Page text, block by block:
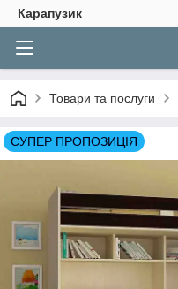
Карапузик
Товари та послуги
СУПЕР ПРОПОЗИЦІЯ